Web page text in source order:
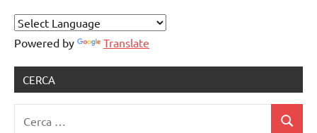
Powered by Translate
CERCA
Cerca